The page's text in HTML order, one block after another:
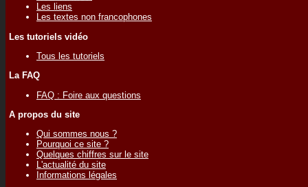
Les liens
Les textes non francophones
Les tutoriels vidéo
Tous les tutoriels
La FAQ
FAQ : Foire aux questions
A propos du site
Qui sommes nous ?
Pourquoi ce site ?
Quelques chiffres sur le site
L'actualité du site
Informations légales